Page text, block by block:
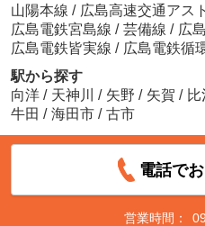
山陽本線 / 広島高速交通アス
広島電鉄宮島線 / 芸備線 / 広
広島電鉄皆実線 / 広島電鉄循
駅から探す
向洋 / 天神川 / 矢野 / 矢賀 /
牛田 / 海田市 / 古市
電話で
営業時間：